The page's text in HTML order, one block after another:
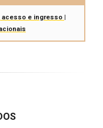
acesso e ingresso |